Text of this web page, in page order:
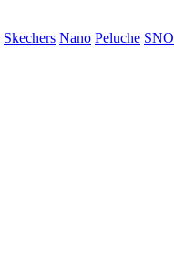
Skechers Nano Peluche SNO